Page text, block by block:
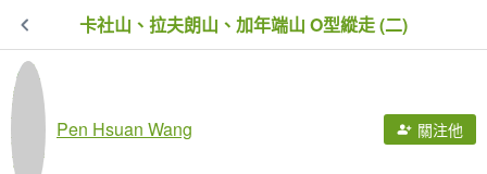
卡社山、拉夫朗山、加年端山 O型縱走 (二)
Pen Hsuan Wang 關注他